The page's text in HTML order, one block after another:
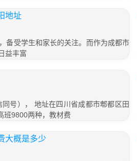
地址
备受学生和家长的关注。而作为成都市
益丰富
号）， 地址在四川省成都市郫都区田
班9800两种，教材费
大概是多少